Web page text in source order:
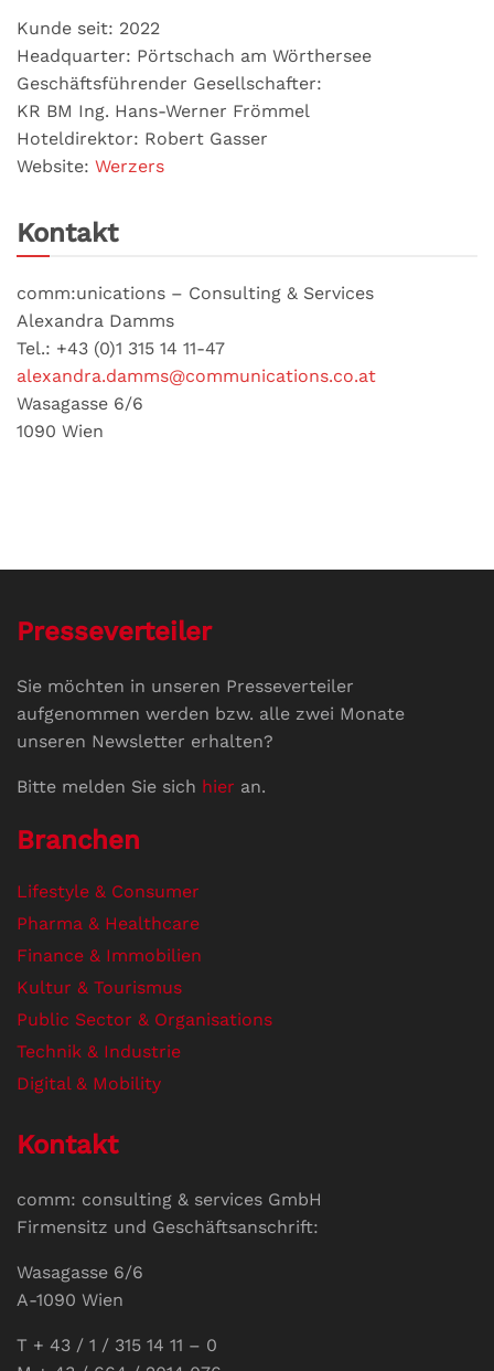
Kunde seit: 2022
Headquarter: Pörtschach am Wörthersee
Geschäftsführender Gesellschafter:
KR BM Ing. Hans-Werner Frömmel
Hoteldirektor: Robert Gasser
Website: Werzers
Kontakt
comm:unications – Consulting & Services
Alexandra Damms
Tel.: +43 (0)1 315 14 11-47
alexandra.damms@communications.co.at
Wasagasse 6/6
1090 Wien
Presseverteiler
Sie möchten in unseren Presseverteiler
aufgenommen werden bzw. alle zwei Monate
unseren Newsletter erhalten?
Bitte melden Sie sich hier an.
Branchen
Lifestyle & Consumer
Pharma & Healthcare
Finance & Immobilien
Kultur & Tourismus
Public Sector & Organisations
Technik & Industrie
Digital & Mobility
Kontakt
comm: consulting & services GmbH
Firmensitz und Geschäftsanschrift:
Wasagasse 6/6
A-1090 Wien
T + 43 / 1 / 315 14 11 – 0